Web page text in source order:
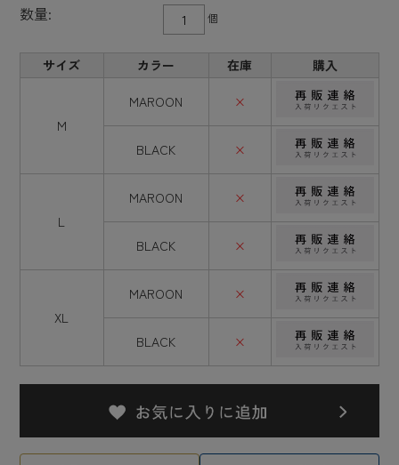
数量:
個
サイズ カラー 在庫 購入
M
MAROON ×
BLACK ×
L
MAROON ×
BLACK ×
XL
MAROON ×
BLACK ×